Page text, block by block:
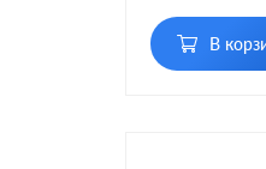
Включение:
В